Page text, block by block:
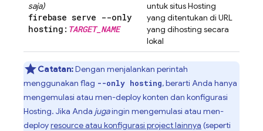
saja)
firebase serve --only
hosting: TARGET_ NAME
untuk situsHosting
yang ditentukan di URL
yang dihosting secara
lokal
Catatan:Dengan menjalankan perintah
menggunakan flag --only hosting, berarti Anda hanya
mengemulasi atau men-deploy konten dan konfigurasi
Hosting. Jika Anda jugaingin mengemulasi atau men-
deployresource atau konfigurasi project lainnya (seperti